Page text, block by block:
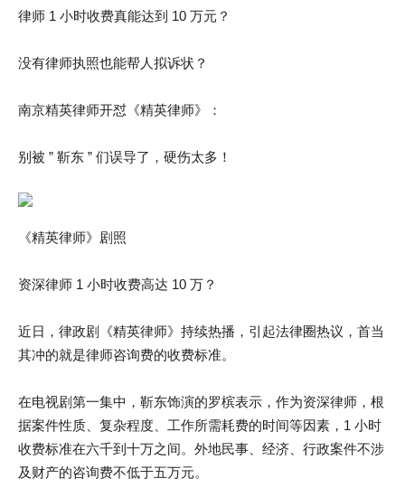
律师 1 小时收费真能达到 10 万元？
没有律师执照也能帮人拟诉状？
南京精英律师开怼《精英律师》：
别被 ” 靳东 ” 们误导了，硬伤太多！
《精英律师》剧照
资深律师 1 小时收费高达 10 万？
近日，律政剧《精英律师》持续热播，引起法律圈热议，首当
其冲的就是律师咨询费的收费标准。
在电视剧第一集中，靳东饰演的罗槟表示，作为资深律师，根
据案件性质、复杂程度、工作所需耗费的时间等因素，1 小时
收费标准在六千到十万之间。外地民事、经济、行政案件不涉
及财产的咨询费不低于五万元。